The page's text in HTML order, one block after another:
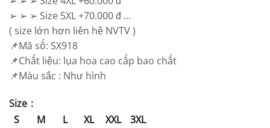
➢ ➢ ➢ Size 5XL +70.000 đ …
( size lớn hơn liên hệ NVTV )
📌Mã số: SX918
📌Chất liệu: lụa hoa cao cấp bao chất
📌Màu sắc : Như hình
Size
S
M L XL XXL 3XL